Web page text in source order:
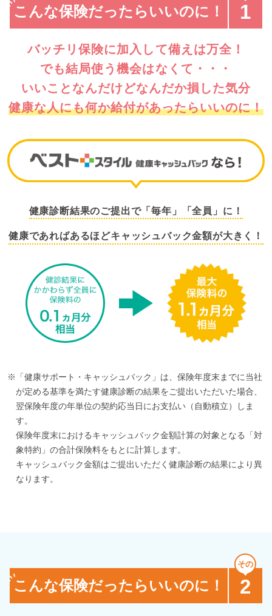
こんな保険だったらいいのに！ 1
バッチリ保険に加入して備えは万全！
でも結局使う機会はなくて・・・
いいことなんだけどなんだか損した気分
健康な人にも何か給付があったらいいのに！
健康診断結果のご提出で「毎年」「全員」に！
健康であればあるほどキャッシュバック金額が大きく！
※「健康サポート・キャッシュバック」は、保険年度末までに当社
が定める基準を満たす健康診断の結果をご提出いただいた場合、
翌保険年度の年単位の契約応当日にお支払い（自動積立）しま
す。
保険年度末におけるキャッシュバック金額計算の対象となる「対
象特約」の合計保険料をもとに計算します。
キャッシュバック金額はご提出いただく健康診断の結果により異
なります。
こんな保険だったらいいのに！ 2